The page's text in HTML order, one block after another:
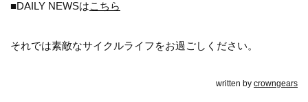
■DAILY NEWSはこちら
それでは素敵なサイクルライフをお過ごしください。
written by crowngears